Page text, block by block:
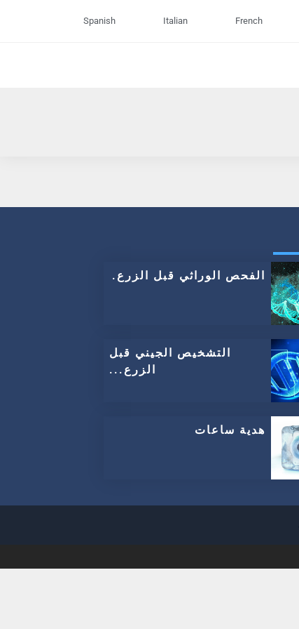
French
Italian
Spanish
الفحص الوراثي قبل الزرع.
التشخيص الجيني قبل
الزرع...
هدية ساعات